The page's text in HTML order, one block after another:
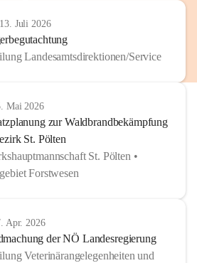
Juli 2026
Landesamtsdirektionen/Service
Mai 2026
zur Waldbrandbekämpfung
St. Pölten
St. Pölten •
Forstwesen
Apr. 2026
der NÖ Landesregierung
Veterinärangelegenheiten und